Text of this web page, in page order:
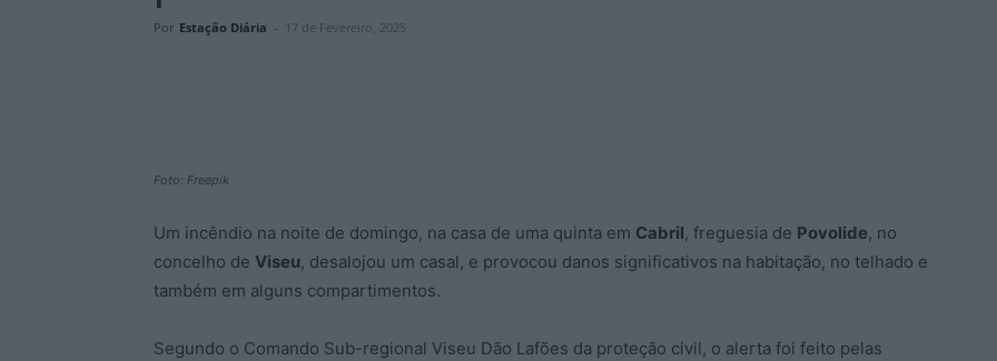
Por Estação Diária - 17 de Fevereiro, 2025
Foto: Freepik
Um incêndio na noite de domingo, na casa de uma quinta em Cabril, freguesia de Povolide, no
concelho de Viseu, desalojou um casal, e provocou danos significativos na habitação, no telhado e
também em alguns compartimentos.
Segundo o Comando Sub-regional Viseu Dão Lafões da proteção civil, o alerta foi feito pelas